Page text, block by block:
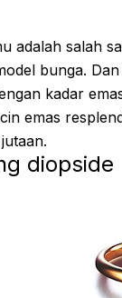
adalah salah
bunga.
kadar
emas
diopside